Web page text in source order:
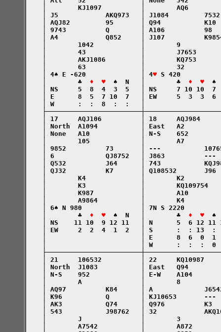
│        KJ1097          │        AQ6
│ J5            AKQ973   │ J1084
│ AQJ82         95       │ Q94
│ 9743          Q        │ A106          98
│ A4            Q852     │ J107
│        1042            │        9
│        43              │        J7653
│        AKJ1086         │        KQ753
│        63              │        32
    │ 4♠ E -620              │ 4
♥ S 420
    │        ♣
♦  ♥
  ♠  N   │        ♣
♦  ♥
♠
│ NS     5  8  4  3  5   │ NS     7 10 10
│ E      8  5  7 10  7   │ EW     5  3  3
│ W      :  :  8  :  :   │
│ 17     AQJ106          │ 18     AQJ984
│ North  A1094           │ East   A2
│ None   A10             │ N-S    652
│        105             │        A7
│ 9852          73       │ ---
│ 6             QJ8752   │ J863
│ Q532          J64      │ 743
│ QJ32          K7       │ Q108532
│        K4              │        K2
│        K3              │        KQ109754
│        K987            │        A10
│        A9864           │        K4
│ 6♠ N 980               │ 7N S 2220
    │        ♣
♦  ♥
  ♠  N   │        ♣
♦  ♥
♠
│ NS    11 10  9 12 11   │ N      5  6 12
│ EW     2  2  4  1  2   │ S      :  : 13
│                        │ E      8  6  0
│                        │ W      :  :  :
│ 21     106532          │ 22     KQ10987
│ North  J1083           │ East   Q94
│ N-S    952             │ E-W    A104
│        A               │        8
│ AQ97          K84      │ A
│ K96           Q        │ KJ10653
│ AK3           Q74      │ Q976          K3
│ 543           J98762   │ 32
│        J               │        3
│        A7542           │        A872